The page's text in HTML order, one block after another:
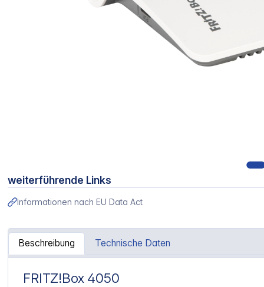
weiterführende Links
Informationen nach EU Data Act
Beschreibung Technische Daten
Artikelinformationen "FRITZ!Box 4050"
FRITZ!Box 4050